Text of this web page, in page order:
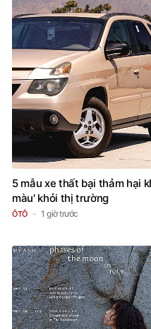
5 mẫu xe thất bại thảm hại
màu' khỏi thị trường
ÔTÔ 1 giờ trước